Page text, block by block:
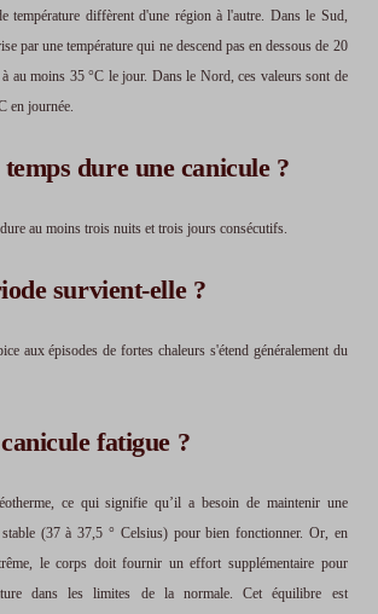
température diffèrent d'une région à l'autre. Dans le Sud,
par une température qui ne descend pas en dessous de 20
au moins 35 °C le jour. Dans le Nord, ces valeurs sont de
en journée.
dure une canicule ?
au moins trois nuits et trois jours consécutifs.
survient-elle ?
aux épisodes de fortes chaleurs s'étend généralement du
fatigue ?
ce qui signifie qu’il a besoin de maintenir une
stable (37 à 37,5 ° Celsius) pour bien fonctionner. Or, en
le corps doit fournir un effort supplémentaire pour
dans les limites de la normale. Cet équilibre est